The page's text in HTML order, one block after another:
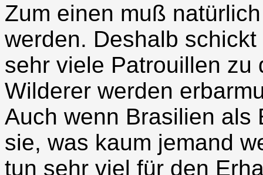
Zum einen muß
werden. Deshalb
sehr viele Patrouillen zu
Wilderer werden
Auch wenn Brasilien als
sie, was kaum jemand
tun sehr viel für den